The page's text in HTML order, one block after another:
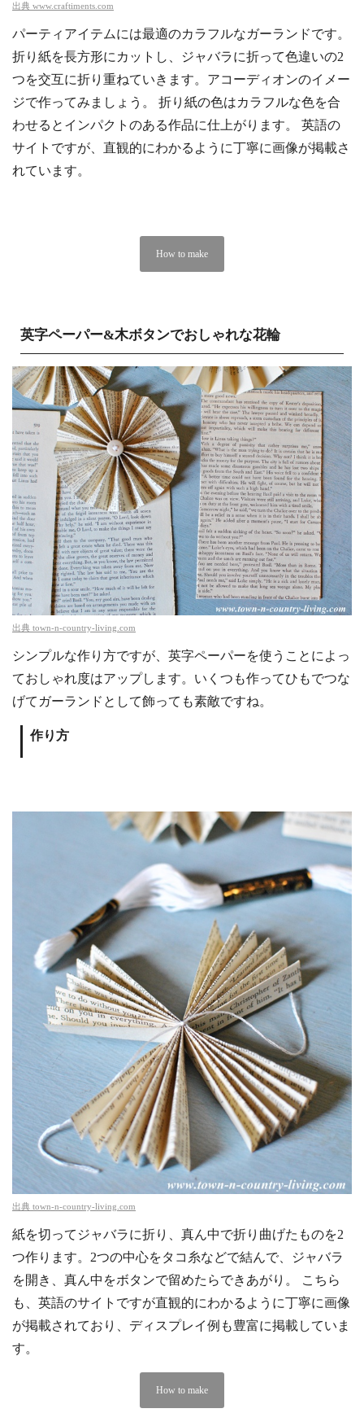
出典 www.craftiments.com
パーティアイテムには最適のカラフルなガーランドです。
折り紙を長方形にカットし、ジャバラに折って色違いの2
つを交互に折り重ねていきます。アコーディオンのイメー
ジで作ってみましょう。 折り紙の色はカラフルな色を合
わせるとインパクトのある作品に仕上がります。 英語の
サイトですが、直観的にわかるように丁寧に画像が掲載さ
れています。
How to make
英字ペーパー&木ボタンでおしゃれな花輪
出典 town-n-country-living.com
シンプルな作り方ですが、英字ペーパーを使うことによっ
ておしゃれ度はアップします。いくつも作ってひもでつな
げてガーランドとして飾っても素敵ですね。
作り方
出典 town-n-country-living.com
紙を切ってジャバラに折り、真ん中で折り曲げたものを2
つ作ります。2つの中心をタコ糸などで結んで、ジャバラ
を開き、真ん中をボタンで留めたらできあがり。 こちら
も、英語のサイトですが直観的にわかるように丁寧に画像
が掲載されており、ディスプレイ例も豊富に掲載していま
す。
How to make